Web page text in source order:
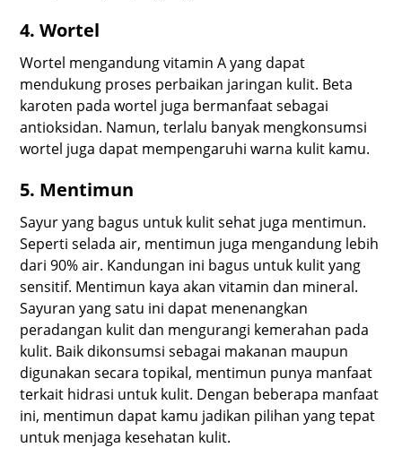
4. Wortel
Wortel mengandung vitamin A yang dapat
mendukung proses perbaikan jaringan kulit. Beta
karoten pada wortel juga bermanfaat sebagai
antioksidan. Namun, terlalu banyak mengkonsumsi
wortel juga dapat mempengaruhi warna kulit kamu.
5. Mentimun
Sayur yang bagus untuk kulit sehat juga mentimun.
Seperti selada air, mentimun juga mengandung lebih
dari 90% air. Kandungan ini bagus untuk kulit yang
sensitif. Mentimun kaya akan vitamin dan mineral.
Sayuran yang satu ini dapat menenangkan
peradangan kulit dan mengurangi kemerahan pada
kulit. Baik dikonsumsi sebagai makanan maupun
digunakan secara topikal, mentimun punya manfaat
terkait hidrasi untuk kulit. Dengan beberapa manfaat
ini, mentimun dapat kamu jadikan pilihan yang tepat
untuk menjaga kesehatan kulit.